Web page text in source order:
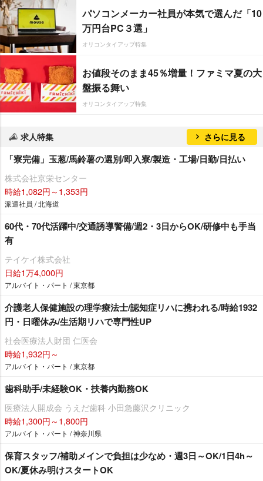
パソコンメーカー社員が本気で選んだ「10
万円台PC３選」
オリコンタイアップ特集
お値段そのまま45％増量！ファミマ夏の大
盤振る舞い
オリコンタイアップ特集
求人特集 さらに見る
「寮完備」玉葱/馬鈴薯の選別/即入寮/製造・工場/日勤/日払い
株式会社京栄センター
時給1,082円～1,353円
派遣社員 / 北海道
60代・70代活躍中/交通誘導警備/週2・3日からOK/研修中も手当
有
テイケイ株式会社
日給1万4,000円
アルバイト・パート / 東京都
介護老人保健施設の理学療法士/認知症リハに携われる/時給1932
円・日曜休み/生活期リハで専門性UP
社会医療法人財団 仁医会
時給1,932円～
アルバイト・パート / 東京都
歯科助手/未経験OK・扶養内勤務OK
医療法人開成会 うえだ歯科 小田急藤沢クリニック
時給1,300円～1,800円
アルバイト・パート / 神奈川県
保育スタッフ/補助メインで負担は少なめ・週3日～OK/1日4h～
OK/夏休み明けスタートOK